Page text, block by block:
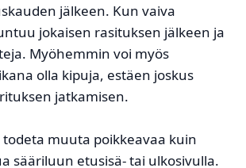
jälkeen. Kun vaiva
jokaisen rasituksen jälkeen ja
Myöhemmin voi myös
olla kipuja, estäen joskus
jatkamisen.
todeta muuta poikkeavaa kuin
sääriluun etusisä- tai ulkosivulla.